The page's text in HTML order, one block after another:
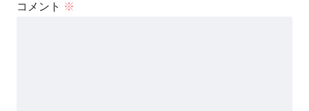
コメント ※